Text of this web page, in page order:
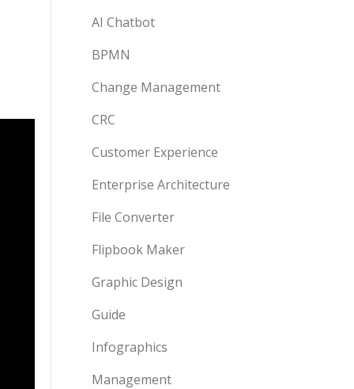
AI Chatbot
BPMN
Change Management
CRC
Customer Experience
Enterprise Architecture
File Converter
Flipbook Maker
Graphic Design
Guide
Infographics
Management